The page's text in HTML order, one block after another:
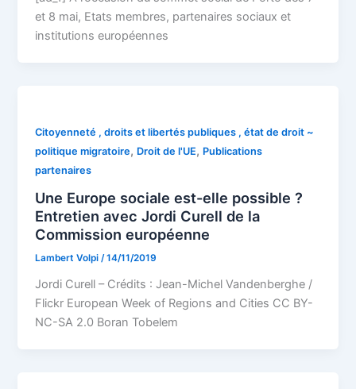
et 8 mai, Etats membres, partenaires sociaux et
institutions européennes
Citoyenneté , droits et libertés publiques , état de droit ~
politique migratoire, Droit de l'UE, Publications
partenaires
Une Europe sociale est-elle possible ?
Entretien avec Jordi Curell de la
Commission européenne
Lambert Volpi/14/11/2019
Jordi Curell – Crédits : Jean-Michel Vandenberghe /
Flickr European Week of Regions and Cities CC BY-
NC-SA 2.0 Boran Tobelem